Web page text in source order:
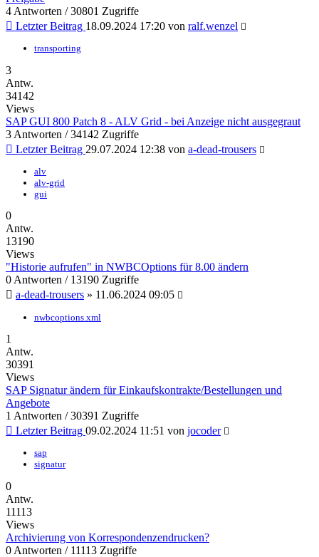
4 Antworten / 30801 Zugriffe
Letzter Beitrag 18.09.2024 17:20 von ralf.wenzel
transporting
3
Antw.
34142
Views
SAP GUI 800 Patch 8 - ALV Grid - bei Anzeige nicht ausgegraut
3 Antworten / 34142 Zugriffe
Letzter Beitrag 29.07.2024 12:38 von a-dead-trousers
alv
alv-grid
gui
0
Antw.
13190
Views
"Historie aufrufen" in NWBCOptions für 8.00 ändern
0 Antworten / 13190 Zugriffe
a-dead-trousers » 11.06.2024 09:05
nwbcoptions.xml
1
Antw.
30391
Views
SAP Signatur ändern für Einkaufskontrakte/Bestellungen und
Angebote
1 Antworten / 30391 Zugriffe
Letzter Beitrag 09.02.2024 11:51 von jocoder
sap
signatur
0
Antw.
11113
Views
Archivierung von Korrespondenzendrucken?
0 Antworten / 11113 Zugriffe